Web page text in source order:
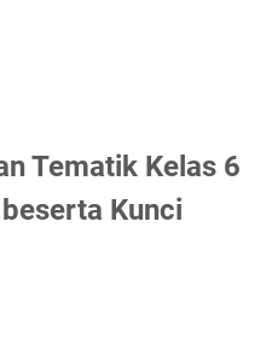
Tematik Kelas 6
Kunci